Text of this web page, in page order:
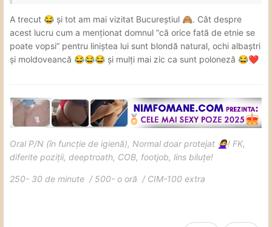
A trecut 😂 și tot am mai vizitat Bucureștiul 🙈. Cât despre
acest lucru cum a menționat domnul “că orice fată de etnie se
poate vopsi” pentru liniștea lui sunt blondă natural, ochi albaștri
și moldoveancă 😂😂😂 și mulți mai zic ca sunt poloneză 😂❤️
Oral P/N (în funcție de igienă), Normal doar protejat 🙅‍♀️! FK,
diferite poziții, deeptroath, COB, footjob, lins biluțe!
250- 30 de minute / 500- o oră / CIM-100 extra